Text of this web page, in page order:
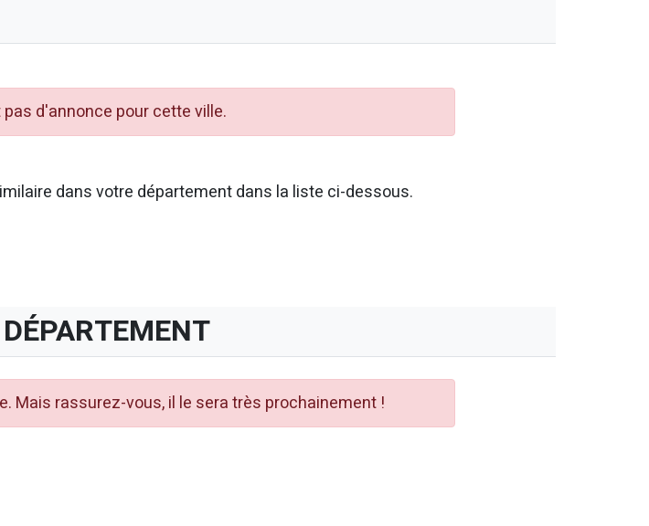
d'annonce pour cette ville.
dans votre département dans la liste ci-dessous.
Mais rassurez-vous, il le sera très prochainement !